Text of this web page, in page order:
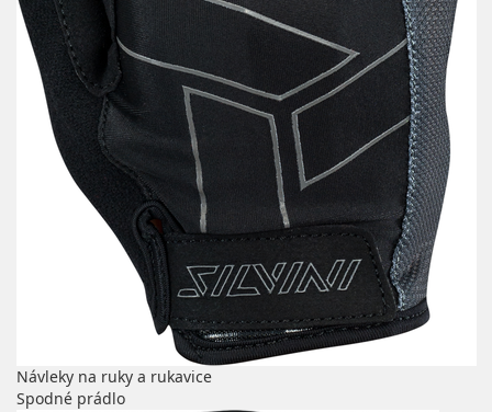
Návleky na ruky a rukavice
Spodné prádlo